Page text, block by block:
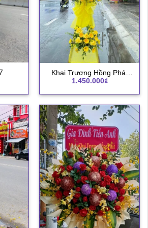
Khai Trương Hồng Phát
003
1.450.000₫